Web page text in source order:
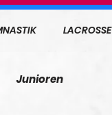
LACROSSE
Junioren